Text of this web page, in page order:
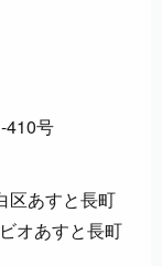
号
区あすと長町
オあすと長町